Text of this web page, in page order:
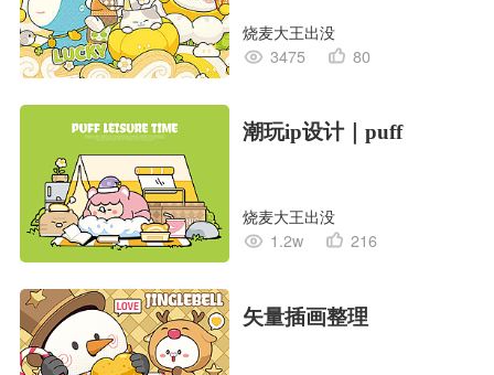
烧麦大王出没
3475
80
潮玩ip设计｜puff
烧麦大王出没
1.2w
216
矢量插画整理